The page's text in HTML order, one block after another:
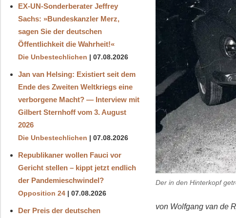
Der in den Hinterkopf
von Wolfgang van de
EX-UN-Sonderberater Jeffrey
Sachs: »Bundeskanzler Merz,
sagen Sie der deutschen
Öffentlichkeit die Wahrheit!«
Die Unbestechlichen 07.08.2026
Jan van Helsing: Existiert seit dem
Ende des Zweiten Weltkriegs eine
verborgene Macht? — Interview mit
Gilbert Sternhoff vom 3. August
2026
Die Unbestechlichen 07.08.2026
Republikaner wollen Fauci vor
Gericht stellen – kippt jetzt endlich
der Pandemieschwindel?
Opposition 24 07.08.2026
Der Preis der deutschen